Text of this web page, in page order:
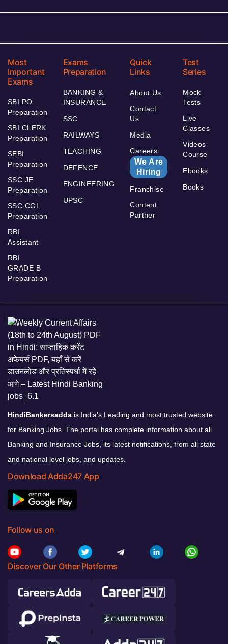
Most
Important
Exams
SBI PO
Preparation
SBI CLERK
Preparation
SEBI
Preparation
SSC JE
Preparation
SSC CGL
Preparation
RBI
Assistant
RBI
GRADE B
Preparation
Exams
Preparation
BANKING &
INSURANCE
SSC
RAILWAYS
TEACHING
DEFENCE
ENGINEERING
UPSC
Quick
Links
About Us
Contact
Us
Media
Careers
We Are
Hiring
Franchise
Content
Partner
Test
Series
Mock
Tests
Live
Classes
Videos
Course
Ebooks
Books
HindiBankersadda is India’s Leading and most trusted website
for Banking Jobs. The portal has complete information about all
Banking and Insurance Jobs, its latest notifications, from all state
and national level jobs, and updates.
Download Adda247 App
Follow us on
Discover Our Other Platforms